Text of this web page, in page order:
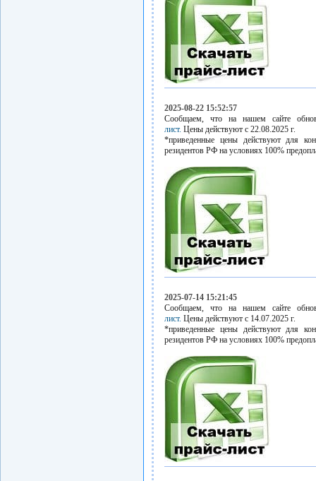
2025-08-22 15:52:57
Сообщаем, что на нашем сайте
лист. Цены действуют с 22.08.2025 г.
*приведенные цены действуют для
резидентов РФ на условиях 100%
2025-07-14 15:21:45
Сообщаем, что на нашем сайте
лист. Цены действуют с 14.07.2025 г.
*приведенные цены действуют для
резидентов РФ на условиях 100%